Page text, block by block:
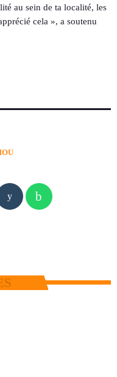
au sein de ta localité, les
cela », a soutenu